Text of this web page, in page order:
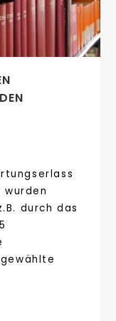
wurden
durch das